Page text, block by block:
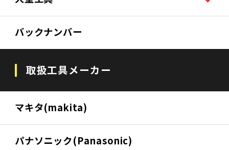
バックナンバー
取扱工具メーカー
マキタ(makita)
パナソニック(Panasonic)